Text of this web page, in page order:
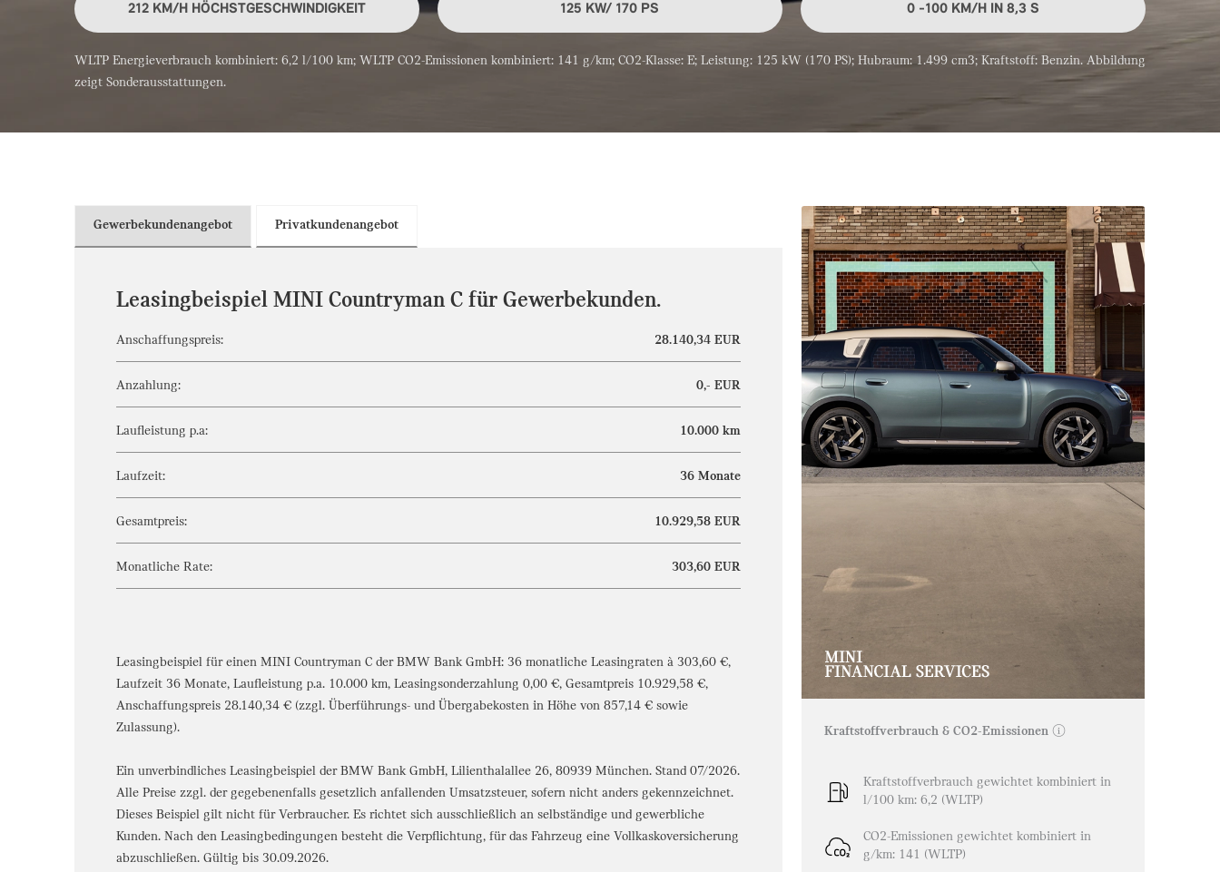
WLTP Energieverbrauch kombiniert: 6,2 l/100 km; WLTP CO2-Emissionen kombiniert: 141 g/km; CO2-Klasse: E; Leistung: 125 kW (170 PS); Hubraum: 1.499 cm3; Kraftstoff: Benzin. Abbildung
zeigt Sonderausstattungen.
212 KM/H HÖCHSTGESCHWINDIGKEIT 125 KW/ 170 PS 0 -100 KM/H IN 8,3 S
Gewerbekundenangebot Privatkundenangebot
Leasingbeispiel MINI Countryman C für Gewerbekunden.
Anschaffungspreis: 28.140,34 EUR
Anzahlung: 0,- EUR
Laufleistung p.a: 10.000 km
Laufzeit: 36 Monate
Gesamtpreis: 10.929,58 EUR
Monatliche Rate: 303,60 EUR
Leasingbeispiel für einen MINI Countryman C der BMW Bank GmbH: 36 monatliche Leasingraten à 303,60 €,
Laufzeit 36 Monate, Laufleistung p.a. 10.000 km, Leasingsonderzahlung 0,00 €, Gesamtpreis 10.929,58 €,
Anschaffungspreis 28.140,34 € (zzgl. Überführungs- und Übergabekosten in Höhe von 857,14 € sowie
Zulassung).
Ein unverbindliches Leasingbeispiel der BMW Bank GmbH, Lilienthalallee 26, 80939 München. Stand 07/2026.
Alle Preise zzgl. der gegebenenfalls gesetzlich anfallenden Umsatzsteuer, sofern nicht anders gekennzeichnet.
Dieses Beispiel gilt nicht für Verbraucher. Es richtet sich ausschließlich an selbständige und gewerbliche
Kunden. Nach den Leasingbedingungen besteht die Verpflichtung, für das Fahrzeug eine Vollkaskoversicherung
abzuschließen. Gültig bis 30.09.2026.
Kraftstoffverbrauch & CO2-Emissionenⓘ
Kraftstoffverbrauch gewichtet kombiniert in
l/100 km: 6,2 (WLTP)
CO2-Emissionen gewichtet kombiniert in
g/km: 141 (WLTP)